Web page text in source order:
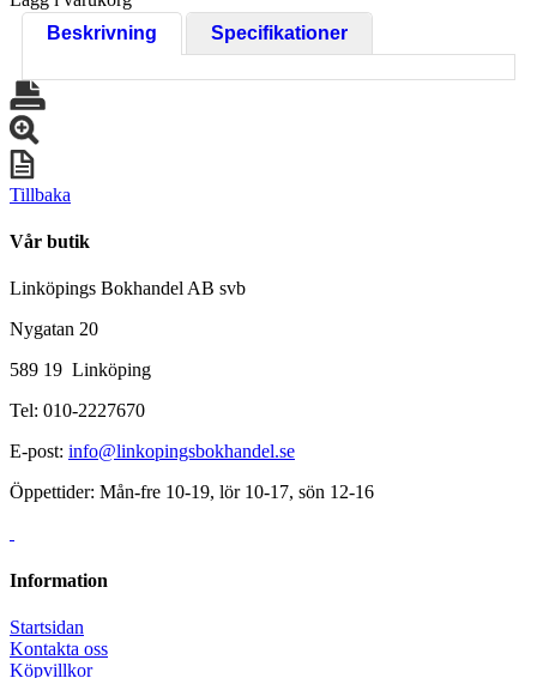
Beskrivning
Specifikationer
Tillbaka
Vår butik
Linköpings Bokhandel AB svb
Nygatan 20
589 19 Linköping
Tel: 010-2227670
E-post: info@linkopingsbokhandel.se
Öppettider: Mån-fre 10-19, lör 10-17, sön 12-16
Information
Startsidan
Kontakta oss
Köpvillkor